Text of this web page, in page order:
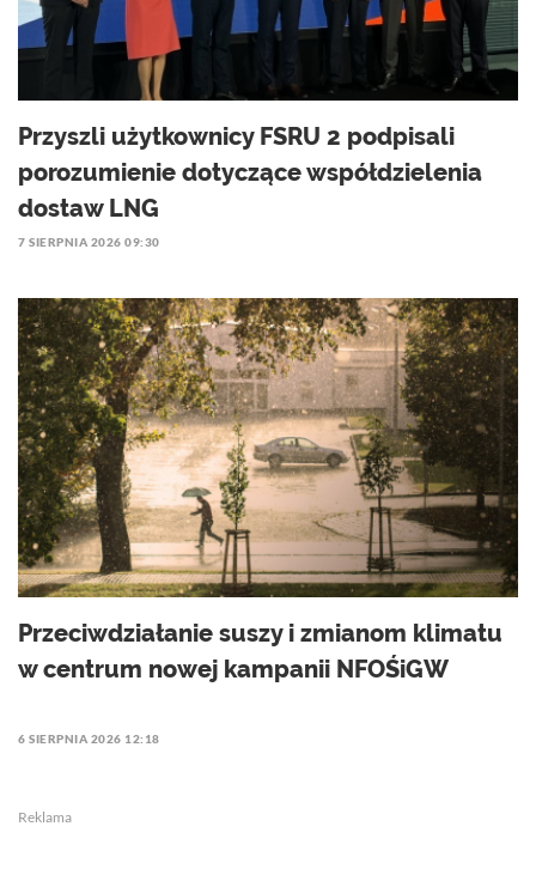
Przyszli użytkownicy FSRU 2 podpisali
porozumienie dotyczące współdzielenia
dostaw LNG
7 SIERPNIA 2026 09:30
Przeciwdziałanie suszy i zmianom klimatu
w centrum nowej kampanii NFOŚiGW
6 SIERPNIA 2026 12:18
Reklama